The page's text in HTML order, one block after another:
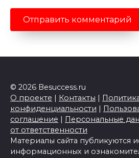
© 2026 Besuccess.ru
О проекте
Контакты
конфиденциальности
соглашение
Персональные
от ответственности
Материалы сайта публикуются
информационных и